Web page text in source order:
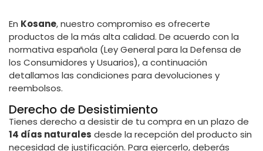
En Kosane, nuestro compromiso es ofrecerte
productos de la más alta calidad. De acuerdo con la
normativa española (Ley General para la Defensa de
los Consumidores y Usuarios), a continuación
detallamos las condiciones para devoluciones y
reembolsos.
Derecho de Desistimiento
Tienes derecho a desistir de tu compra en un plazo de
14 días naturales desde la recepción del producto sin
necesidad de justificación. Para ejercerlo, deberás